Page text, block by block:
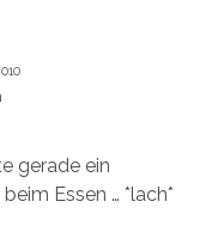
gerade ein
Essen … *lach*